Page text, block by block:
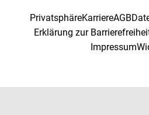
PrivatsphäreKarriereAGB
Erklärung zur
Impressum